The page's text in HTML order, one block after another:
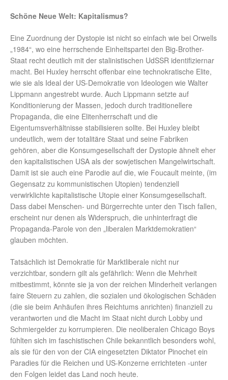
Schöne Neue Welt: Kapitalismus?
Eine Zuordnung der Dystopie ist nicht so einfach wie bei Orwells
„1984“, wo eine herrschende Einheitspartei den Big-Brother-
Staat recht deutlich mit der stalinistischen UdSSR identifiziernar
macht. Bei Huxley herrscht offenbar eine technokratische Elite,
wie sie als Ideal der US-Demokratie von Ideologen wie Walter
Lippmann angestrebt wurde. Auch Lippmann setzte auf
Konditionierung der Massen, jedoch durch traditionellere
Propaganda, die eine Elitenherrschaft und die
Eigentumsverhältnisse stabilisieren sollte. Bei Huxley bleibt
undeutlich, wem der totalitäre Staat und seine Fabriken
gehören, aber die Konsumgesellschaft der Dystopie ähnelt eher
den kapitalistischen USA als der sowjetischen Mangelwirtschaft.
Damit ist sie auch eine Parodie auf die, wie Foucault meinte, (im
Gegensatz zu kommunistischen Utopien) tendenziell
verwirklichte kapitalistische Utopie einer Konsumgesellschaft.
Dass dabei Menschen- und Bürgerrechte unter den Tisch fallen,
erscheint nur denen als Widerspruch, die unhinterfragt die
Propaganda-Parole von den „liberalen Marktdemokratien“
glauben möchten.
Tatsächlich ist Demokratie für Marktliberale nicht nur
verzichtbar, sondern gilt als gefährlich: Wenn die Mehrheit
mitbestimmt, könnte sie ja von der reichen Minderheit verlangen
faire Steuern zu zahlen, die sozialen und ökologischen Schäden
(die sie beim Anhäufen ihres Reichtums anrichten) finanziell zu
verantworten und die Macht im Staat nicht durch Lobby und
Schmiergelder zu korrumpieren. Die neoliberalen Chicago Boys
fühlten sich im faschistischen Chile bekanntlich besonders wohl,
als sie für den von der CIA eingesetzten Diktator Pinochet ein
Paradies für die Reichen und US-Konzerne errichteten -unter
den Folgen leidet das Land noch heute.